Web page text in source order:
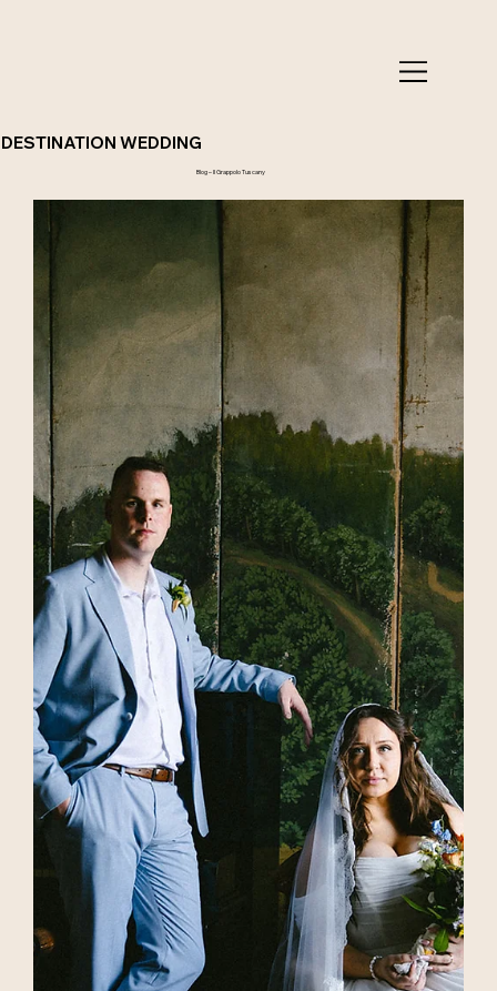
DESTINATION WEDDING
Blog – Il Grappolo Tuscany